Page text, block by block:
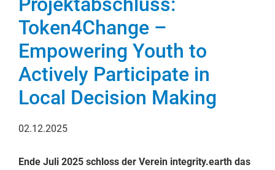
Token4Change –
Empowering Youth to
Actively Participate in
Local Decision Making
02.12.2025
Ende Juli 2025 schloss der Verein integrity.earth das